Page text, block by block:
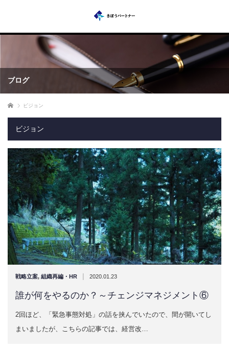
ブログ
ホーム ビジョン
ビジョン
戦略立案, 組織再編・HR | 2020.01.23
誰が何をやるのか？～チェンジマネジメント⑥
2回ほど、「緊急事態対処」の話を挟んでいたので、間が開いてし
まいましたが、こちらの記事では、経営改…